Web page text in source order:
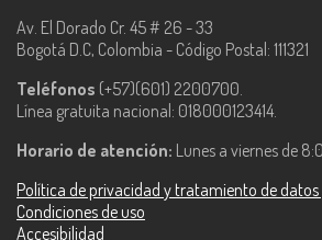
Av. El Dorado Cr. 45 # 26 - 33
Bogotá D.C, Colombia - Código Postal: 111321
Teléfonos (+57)(601) 2200700.
Línea gratuita nacional: 018000123414.
Horario de atención: Lunes a viernes de
Política de privacidad y tratamiento de datos
Condiciones de uso
Accesibilidad